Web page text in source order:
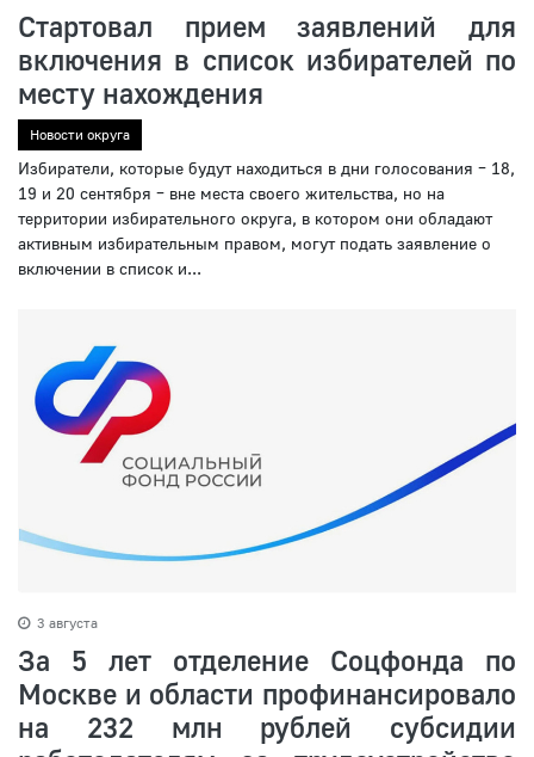
Стартовал прием заявлений для
включения в список избирателей по
месту нахождения
Новости округа
Избиратели, которые будут находиться в дни голосования – 18,
19 и 20 сентября – вне места своего жительства, но на
территории избирательного округа, в котором они обладают
активным избирательным правом, могут подать заявление о
включении в список и...
3 августа
За 5 лет отделение Соцфонда по
Москве и области профинансировало
на 232 млн рублей субсидии